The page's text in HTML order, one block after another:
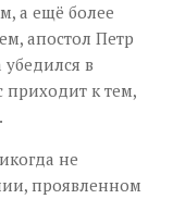
а ещё более
апостол Петр
в
приходит к тем,
не
проявленном